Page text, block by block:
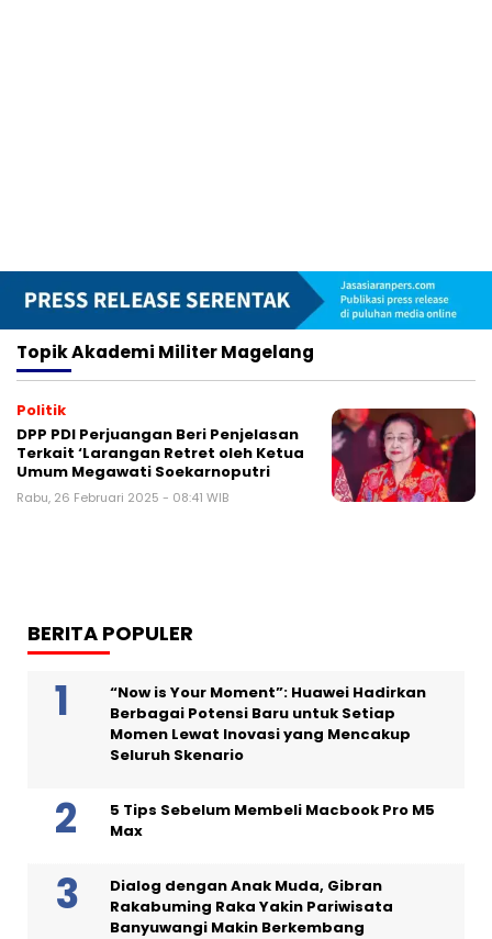
TopikAkademi Militer Magelang
Politik
DPP PDI Perjuangan Beri Penjelasan
Terkait ‘Larangan Retret oleh Ketua
Umum Megawati Soekarnoputri
Rabu, 26 Februari 2025 - 08:41 WIB
BERITA POPULER
“Now is Your Moment”: Huawei Hadirkan
Berbagai Potensi Baru untuk Setiap
Momen Lewat Inovasi yang Mencakup
Seluruh Skenario
5 Tips Sebelum Membeli Macbook Pro M5
Max
Dialog dengan Anak Muda, Gibran
Rakabuming Raka Yakin Pariwisata
Banyuwangi Makin Berkembang